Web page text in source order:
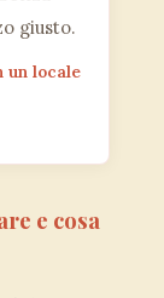
giusto.
un locale
e cosa